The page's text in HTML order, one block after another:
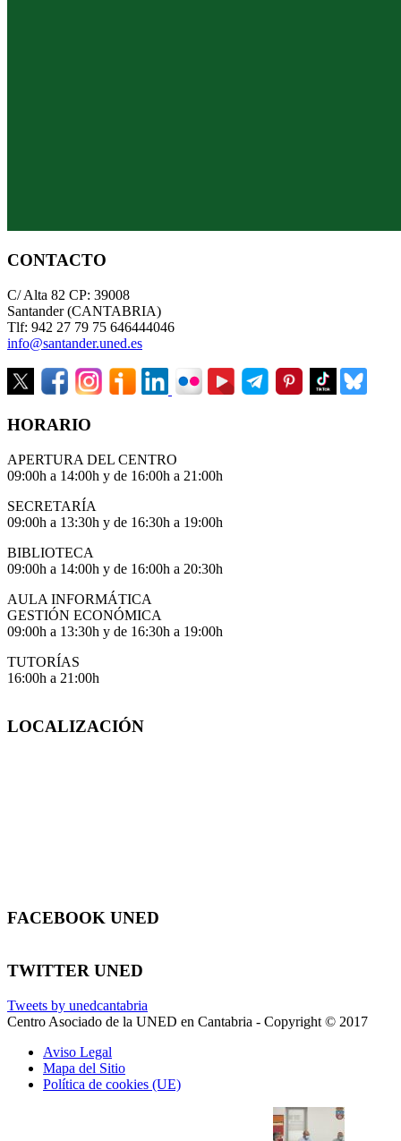
CONTACTO
C/ Alta 82 CP: 39008
Santander (CANTABRIA)
Tlf: 942 27 79 75 646444046
info@santander.uned.es
HORARIO
APERTURA DEL CENTRO
09:00h a 14:00h y de 16:00h a 21:00h
SECRETARÍA
09:00h a 13:30h y de 16:30h a 19:00h
BIBLIOTECA
09:00h a 14:00h y de 16:00h a 20:30h
AULA INFORMÁTICA
GESTIÓN ECONÓMICA
09:00h a 13:30h y de 16:30h a 19:00h
TUTORÍAS
16:00h a 21:00h
LOCALIZACIÓN
FACEBOOK UNED
TWITTER UNED
Tweets by unedcantabria
Centro Asociado de la UNED en Cantabria - Copyright © 2017
Aviso Legal
Mapa del Sitio
Política de cookies (UE)